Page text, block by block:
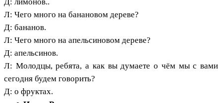
Л: Чего много на банановом дереве?
Д: бананов.
Л: Чего много на апельсиновом дереве?
Д: апельсинов.
Л: Молодцы, ребята, а как вы думаете о чём мы с вами
сегодня будем говорить?
Д: о фруктах.